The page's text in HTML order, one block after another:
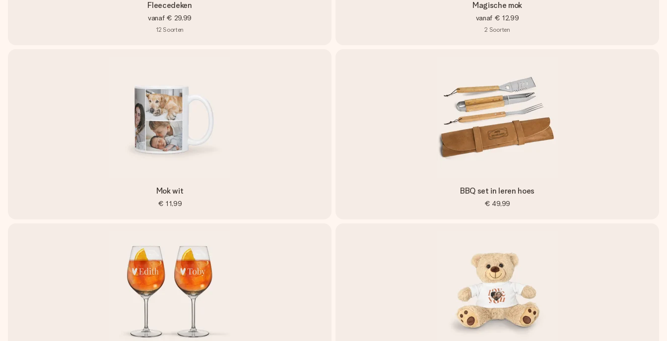
Fleecedeken
vanaf € 29,99
12 Soorten
Magische mok
vanaf € 12,99
2 Soorten
Mok wit
€ 11,99
BBQ set in leren hoes
€ 49,99